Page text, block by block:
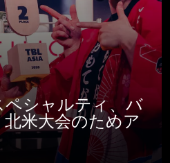
シャルティ、バ
米大会のためア